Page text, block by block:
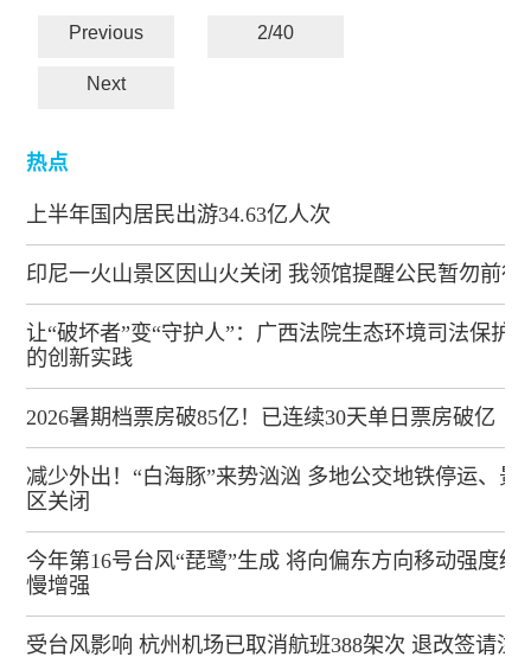
Previous 2/40
Next
热点
上半年国内居民出游34.63亿人次
印尼一火山景区因山火关闭 我领馆提醒公民暂勿前往
让“破坏者”变“守护人”：广西法院生态环境司法保护
的创新实践
2026暑期档票房破85亿！已连续30天单日票房破亿
减少外出！“白海豚”来势汹汹 多地公交地铁停运、景
区关闭
今年第16号台风“琵鹭”生成 将向偏东方向移动强度缓
慢增强
受台风影响 杭州机场已取消航班388架次 退改签请注